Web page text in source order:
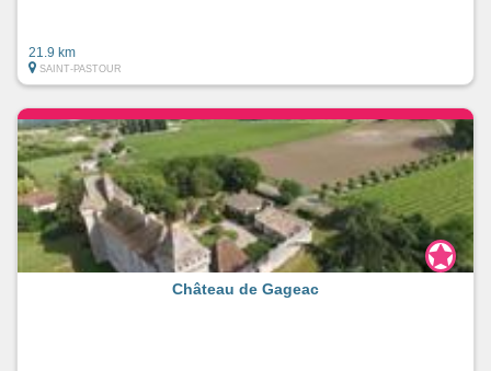
21.9 km
SAINT-PASTOUR
Château de Gageac